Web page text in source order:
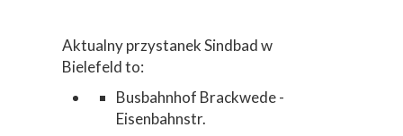
Aktualny przystanek Sindbad w
Bielefeld to:
Busbahnhof Brackwede -
Eisenbahnstr.